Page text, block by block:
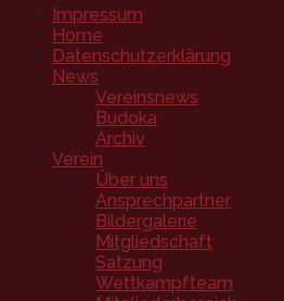
Impressum
Home
Datenschutzerklärung
News
Vereinsnews
Budoka
Archiv
Verein
Über uns
Ansprechpartner
Bildergalerie
Mitgliedschaft
Satzung
Wettkampfteam